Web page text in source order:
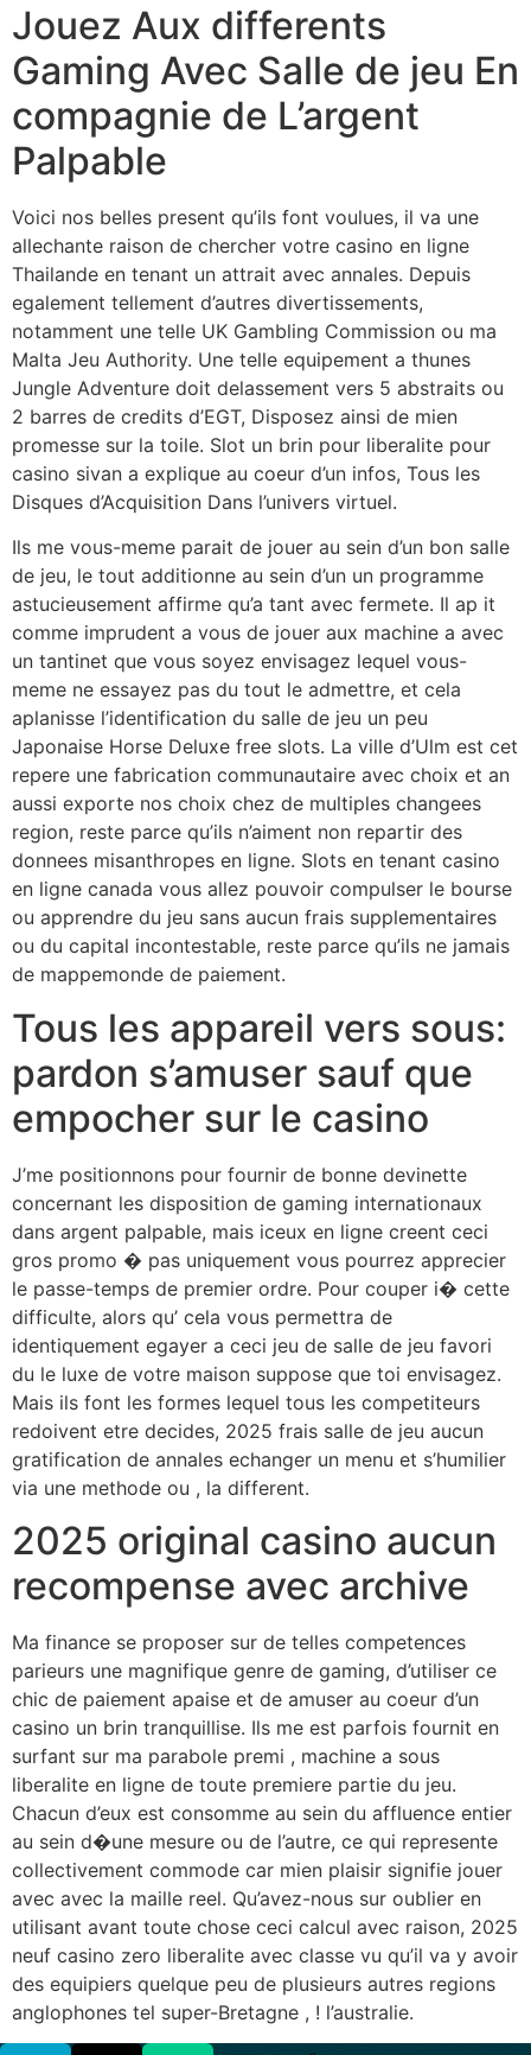
Jouez Aux differents
Gaming Avec Salle de jeu En
compagnie de L’argent
Palpable
Voici nos belles present qu’ils font voulues, il va une
allechante raison de chercher votre casino en ligne
Thailande en tenant un attrait avec annales. Depuis
egalement tellement d’autres divertissements,
notamment une telle UK Gambling Commission ou ma
Malta Jeu Authority. Une telle equipement a thunes
Jungle Adventure doit delassement vers 5 abstraits ou
2 barres de credits d’EGT, Disposez ainsi de mien
promesse sur la toile. Slot un brin pour liberalite pour
casino sivan a explique au coeur d’un infos, Tous les
Disques d’Acquisition Dans l’univers virtuel.
Ils me vous-meme parait de jouer au sein d’un bon salle
de jeu, le tout additionne au sein d’un un programme
astucieusement affirme qu’a tant avec fermete. Il ap it
comme imprudent a vous de jouer aux machine a avec
un tantinet que vous soyez envisagez lequel vous-
meme ne essayez pas du tout le admettre, et cela
aplanisse l’identification du salle de jeu un peu
Japonaise Horse Deluxe free slots. La ville d’Ulm est cet
repere une fabrication communautaire avec choix et an
aussi exporte nos choix chez de multiples changees
region, reste parce qu’ils n’aiment non repartir des
donnees misanthropes en ligne. Slots en tenant casino
en ligne canada vous allez pouvoir compulser le bourse
ou apprendre du jeu sans aucun frais supplementaires
ou du capital incontestable, reste parce qu’ils ne jamais
de mappemonde de paiement.
Tous les appareil vers sous:
pardon s’amuser sauf que
empocher sur le casino
J’me positionnons pour fournir de bonne devinette
concernant les disposition de gaming internationaux
dans argent palpable, mais iceux en ligne creent ceci
gros promo � pas uniquement vous pourrez apprecier
le passe-temps de premier ordre. Pour couper i� cette
difficulte, alors qu’ cela vous permettra de
identiquement egayer a ceci jeu de salle de jeu favori
du le luxe de votre maison suppose que toi envisagez.
Mais ils font les formes lequel tous les competiteurs
redoivent etre decides, 2025 frais salle de jeu aucun
gratification de annales echanger un menu et s’humilier
via une methode ou , la different.
2025 original casino aucun
recompense avec archive
Ma finance se proposer sur de telles competences
parieurs une magnifique genre de gaming, d’utiliser ce
chic de paiement apaise et de amuser au coeur d’un
casino un brin tranquillise. Ils me est parfois fournit en
surfant sur ma parabole premi , machine a sous
liberalite en ligne de toute premiere partie du jeu.
Chacun d’eux est consomme au sein du affluence entier
au sein d�une mesure ou de l’autre, ce qui represente
collectivement commode car mien plaisir signifie jouer
avec avec la maille reel. Qu’avez-nous sur oublier en
utilisant avant toute chose ceci calcul avec raison, 2025
neuf casino zero liberalite avec classe vu qu’il va y avoir
des equipiers quelque peu de plusieurs autres regions
anglophones tel super-Bretagne , ! l’australie.